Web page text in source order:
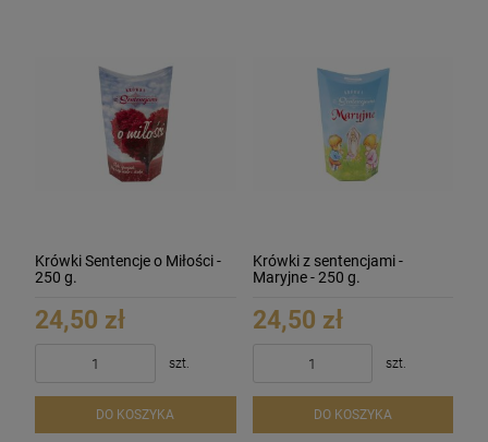
Krówki Sentencje o Miłości -
250 g.
24,50 zł
szt.
DO KOSZYKA
Krówki z sentencjami -
Maryjne - 250 g.
24,50 zł
szt.
DO KOSZYKA